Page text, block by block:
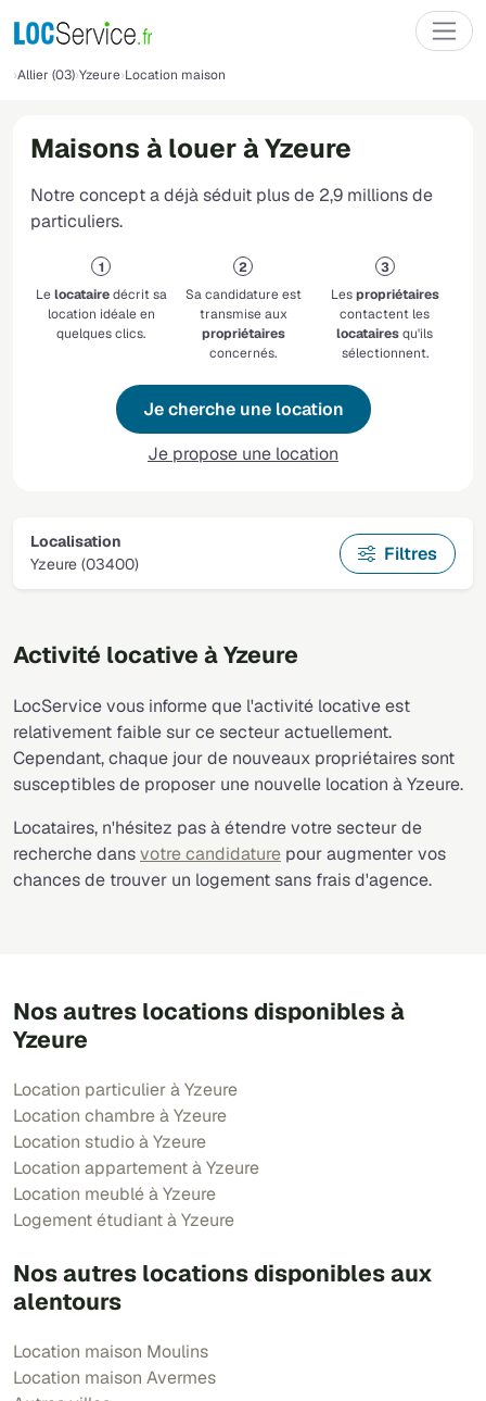
Allier (03) Yzeure Location maison
Maisons à louer à Yzeure
Notre concept a déjà séduit plus de 2,9 millions de
particuliers.
Lelocatairedécrit sa
location idéale en
quelques clics.
Sa candidature est
transmise aux
propriétaires
concernés.
Lespropriétaires
contactent les
locatairesqu'ils
sélectionnent.
Je cherche une location
Je propose une location
Localisation
Yzeure (03400)
Filtres
Activité locative à Yzeure
LocService vous informe que l'activité locative est
relativement faible sur ce secteur actuellement.
Cependant, chaque jour de nouveaux propriétaires sont
susceptibles de proposer une nouvelle location à Yzeure.
Locataires, n'hésitez pas à étendre votre secteur de
recherche dansvotre candidature pour augmenter vos
chances de trouver un logement sans frais d'agence.
Nos autres locations disponibles à
Yzeure
Location particulier à Yzeure
Location chambre à Yzeure
Location studio à Yzeure
Location appartement à Yzeure
Location meublé à Yzeure
Logement étudiant à Yzeure
Nos autres locations disponibles aux
alentours
Location maison Moulins
Location maison Avermes